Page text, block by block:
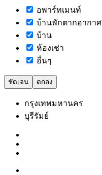
อพาร์ทเมนท์
บ้านพักตากอากาศ
บ้าน
ห้องเช่า
อื่นๆ
ชัดเจน ตกลง
กรุงเทพมหานคร
บุรีรัมย์